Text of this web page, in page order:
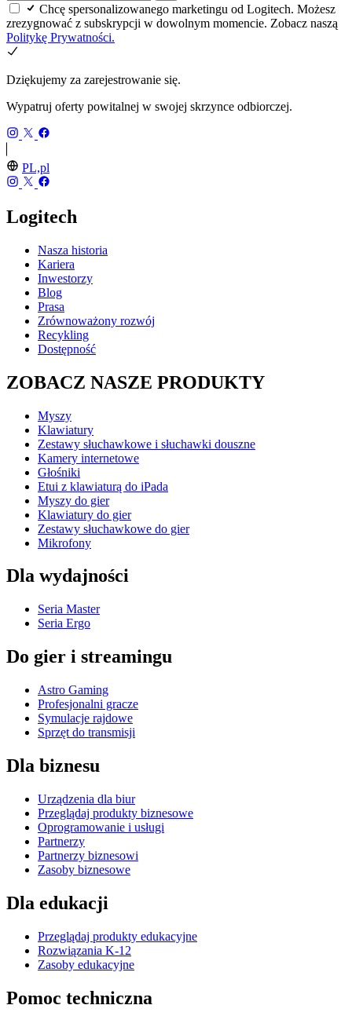
Chcę spersonalizowanego marketingu od Logitech. Możesz
zrezygnować z subskrypcji w dowolnym momencie. Zobacz naszą
Politykę Prywatności.
Dziękujemy za zarejestrowanie się.
Wypatruj oferty powitalnej w swojej skrzynce odbiorczej.
PL,pl
Logitech
Nasza historia
Kariera
Inwestorzy
Blog
Prasa
Zrównoważony rozwój
Recykling
Dostępność
ZOBACZ NASZE PRODUKTY
Myszy
Klawiatury
Zestawy słuchawkowe i słuchawki douszne
Kamery internetowe
Głośniki
Etui z klawiaturą do iPada
Myszy do gier
Klawiatury do gier
Zestawy słuchawkowe do gier
Mikrofony
Dla wydajności
Seria Master
Seria Ergo
Do gier i streamingu
Astro Gaming
Profesjonalni gracze
Symulacje rajdowe
Sprzęt do transmisji
Dla biznesu
Urządzenia dla biur
Przeglądaj produkty biznesowe
Oprogramowanie i usługi
Partnerzy
Partnerzy biznesowi
Zasoby biznesowe
Dla edukacji
Przeglądaj produkty edukacyjne
Rozwiązania K-12
Zasoby edukacyjne
Pomoc techniczna